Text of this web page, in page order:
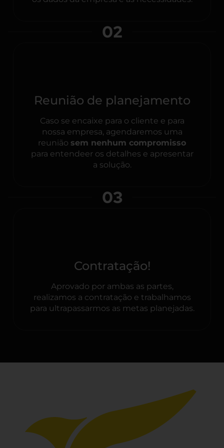
02
Reunião de planejamento
Caso se encaixe para o cliente e para
nossa empresa, agendaremos uma
reunião sem nenhum compromisso
para entendeer os detalhes e apresentar
a solução.
03
Contratação!
Aprovado por ambas as partes,
realizamos a contratação e trabalhamos
para ultrapassarmos as metas planejadas.